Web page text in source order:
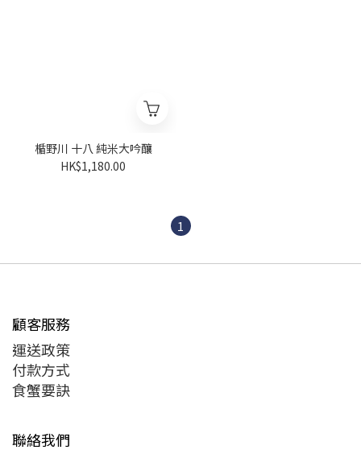
楯野川 十八 純米大吟釀
HK$1,180.00
1
顧客服務
運送政策
付款方式
食蟹要訣
聯絡我們